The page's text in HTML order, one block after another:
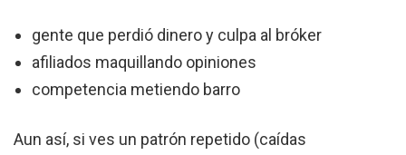
gente que perdió dinero y culpa al bróker
afiliados maquillando opiniones
competencia metiendo barro
Aun así, si ves un patrón repetido (caídas